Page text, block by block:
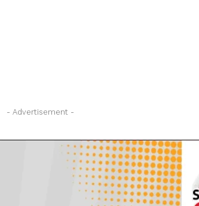
- Advertisement -